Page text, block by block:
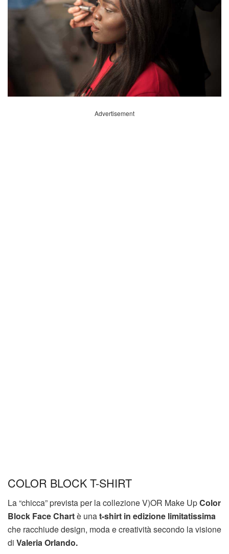
Advertisement
COLOR BLOCK T-SHIRT
La “chicca” prevista per la collezione V)OR Make UpColor
Block Face Chartè unat-shirt in edizione limitatissima
che racchiude design, moda e creatività secondo la visione
di Valeria Orlando.